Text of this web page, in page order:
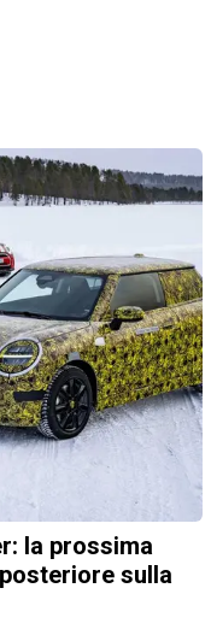
la prossima
sulla